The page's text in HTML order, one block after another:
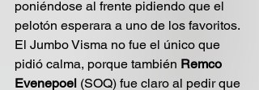
poniéndose al frente pidiendo que el
pelotón esperara a uno de los favoritos.
El Jumbo Visma no fue el único que
pidió calma, porque también Remco
Evenepoel (SOQ) fue claro al pedir que